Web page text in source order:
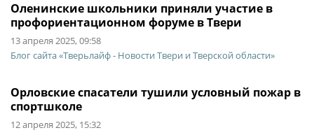
Оленинские школьники приняли участие в
профориентационном форуме в Твери
13 апреля 2025, 09:58
Блог сайта «Тверьлайф - Новости Твери и Тверской области»
Орловские спасатели тушили условный пожар в
спортшколе
12 апреля 2025, 15:32